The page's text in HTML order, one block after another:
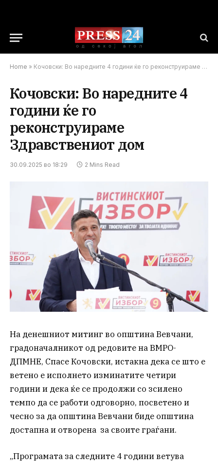
Home » Кочовски: Во наредните 4 години ќе го реконструираме Здравствениот дом
Кочовски: Во наредните 4
години ќе го
реконструираме
Здравствениот дом
30.09.2025 во 18:29 2 Mins Read
На денешниот митинг во општина Вевчани,
градоначалникот од редовите на ВМРО-
ДПМНЕ, Спасе Кочовски, истакна дека се што е
ветено е исполнето изминатите четири
години и дека ќе се продолжи со зсилено
темпо да се работи одговорно, посветено и
чесно за да општина Вевчани биде општина
достапна и отворена за своите граѓани.
„Програмата за следните 4 години ветува